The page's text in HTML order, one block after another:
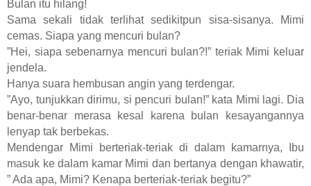
Bulan itu hilang!
Sama sekali tidak terlihat sedikitpun sisa-sisanya. Mimi
cemas. Siapa yang mencuri bulan?
”Hei, siapa sebenarnya mencuri bulan?!” teriak Mimi keluar
jendela.
Hanya suara hembusan angin yang terdengar.
”Ayo, tunjukkan dirimu, si pencuri bulan!” kata Mimi lagi. Dia
benar-benar merasa kesal karena bulan kesayangannya
lenyap tak berbekas.
Mendengar Mimi berteriak-teriak di dalam kamarnya, Ibu
masuk ke dalam kamar Mimi dan bertanya dengan khawatir,
” Ada apa, Mimi? Kenapa berteriak-teriak begitu?”